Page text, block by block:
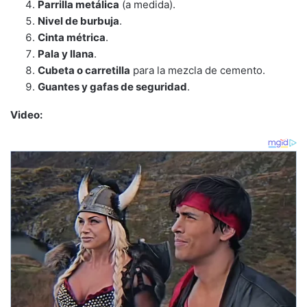
Parrilla metálica (a medida).
Nivel de burbuja.
Cinta métrica.
Pala y llana.
Cubeta o carretilla para la mezcla de cemento.
Guantes y gafas de seguridad.
Video: